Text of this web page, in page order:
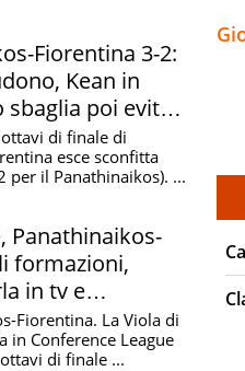
Fiorentina 3-2:
Kean in
poi evita il
di finale di
esce sconfitta
per il Panathinaikos). ...
Panathinaikos-
formazioni,
in tv e
Fiorentina. La Viola di
in Conference League
di finale ...